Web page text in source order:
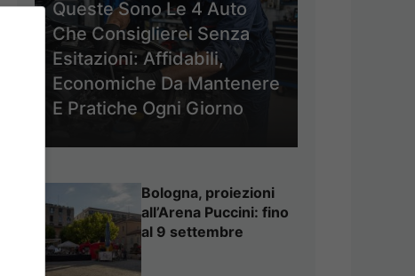
Queste Sono Le 4 Auto
Che Consiglierei Senza
Esitazioni: Affidabili,
Economiche Da Mantenere
E Pratiche Ogni Giorno
Bologna, proiezioni
all’Arena Puccini: fino
al 9 settembre